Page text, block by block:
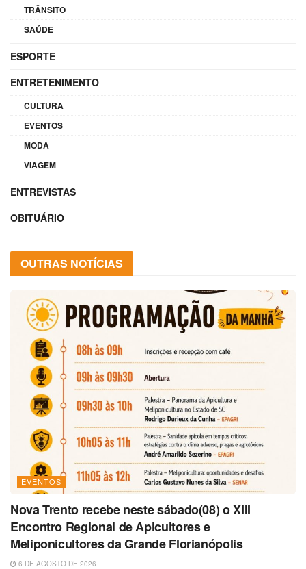
TRÂNSITO
SAÚDE
ESPORTE
ENTRETENIMENTO
CULTURA
EVENTOS
MODA
VIAGEM
ENTREVISTAS
OBITUÁRIO
OUTRAS NOTÍCIAS
EVENTOS
Nova Trento recebe neste sábado(08) o XIII
Encontro Regional de Apicultores e
Meliponicultores da Grande Florianópolis
6 DE AGOSTO DE 2026